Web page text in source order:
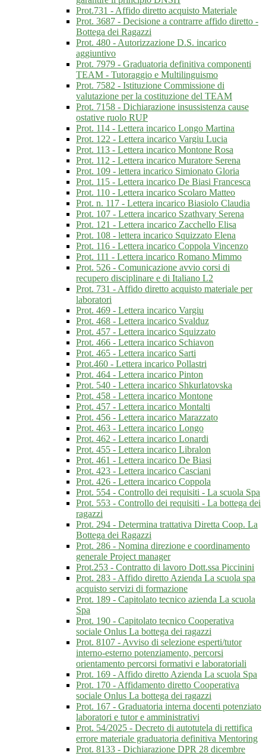
Prot.731 - Affido diretto acquisto Materiale
Prot. 3687 - Decisione a contrarre affido diretto -
Bottega dei Ragazzi
Prot. 480 - Autorizzazione D.S. incarico
aggiuntivo
Prot. 7979 - Graduatoria definitiva componenti
TEAM - Tutoraggio e Multilinguismo
Prot. 7582 - Istituzione Commissione di
valutazione per la costituzione del TEAM
Prot. 7158 - Dichiarazione insussistenza cause
ostative ruolo RUP
Prot. 114 - Lettera incarico Longo Martina
Prot. 122 - Lettera incarico Vargiu Lucia
Prot. 113 - Lettera incarico Montone Rosa
Prot. 112 - Lettera incarico Muratore Serena
Prot. 109 - lettera incarico Simionato Gloria
Prot. 115 - Lettera incarico De Biasi Francesca
Prot. 110 - Lettera incarico Scolaro Matteo
Prot. n. 117 - Lettera incarico Biasiolo Claudia
Prot. 107 - Lettera incarico Szathvary Serena
Prot. 121 - Lettera incarico Zacchello Elisa
Prot. 108 - lettera incarico Squizzato Elena
Prot. 116 - Lettera incarico Coppola Vincenzo
Prot. 111 - Lettera incarico Romano Mimmo
Prot. 526 - Comunicazione avvio corsi di
recupero disciplinare e di Italiano L2
Prot. 731 - Affido diretto acquisto materiale per
laboratori
Prot. 469 - Lettera incarico Vargiu
Prot. 468 - Lettera incarico Svalduz
Prot. 457 - Lettera incarico Squizzato
Prot. 466 - Lettera incarico Schiavon
Prot. 465 - Lettera incarico Sarti
Prot.460 - Lettera incarico Pollastri
Prot. 464 - Lettera incarico Pinton
Prot. 540 - Lettera incarico Shkurlatovska
Prot. 458 - Lettera incarico Montone
Prot. 457 - Lettera incarico Montalti
Prot. 456 - Lettera incarico Marazzato
Prot. 463 - Lettera incarico Longo
Prot. 462 - Lettera incarico Lonardi
Prot. 455 - Lettera incarico Libralon
Prot. 461 - Lettera incarico De Biasi
Prot. 423 - Lettera incarico Casciani
Prot. 426 - Lettera incarico Coppola
Prot. 554 - Controllo dei requisiti - La scuola Spa
Prot. 553 - Controllo dei requisiti - La bottega dei
ragazzi
Prot. 294 - Determina trattativa Diretta Coop. La
Bottega dei Ragazzi
Prot. 286 - Nomina direzione e coordinamento
generale Project manager
Prot.253 - Contratto di lavoro Dott.ssa Piccinini
Prot. 283 - Affido diretto Azienda La scuola spa
acquisto servizi di formazione
Prot. 189 - Capitolato tecnico azienda La scuola
Spa
Prot. 190 - Capitolato tecnico Cooperativa
sociale Onlus La bottega dei ragazzi
Prot. 8107 - Avviso di selezione esperti/tutor
interno-esterno potenziamento, percorsi
orientamento percorsi formativi e laboratoriali
Prot. 169 - Affido diretto Azienda La scuola Spa
Prot. 170 - Affidamento diretto Cooperativa
sociale Onlus La bottega dei ragazzi
Prot. 167 - Graduatoria interna docenti potenziato
laboratori e tutor e amministrativi
Prot. 54/2025 - Decreto di autotutela di rettifica
errore materiale graduatoria definitiva Mentoring
Prot. 8133 - Dichiarazione DPR 28 dicembre